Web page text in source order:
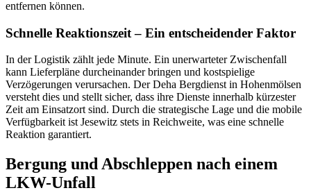
entfernen können.
Schnelle Reaktionszeit – Ein entscheidender Faktor
In der Logistik zählt jede Minute. Ein unerwarteter Zwischenfall
kann Lieferpläne durcheinander bringen und kostspielige
Verzögerungen verursachen. Der Deha Bergdienst in Hohenmölsen
versteht dies und stellt sicher, dass ihre Dienste innerhalb kürzester
Zeit am Einsatzort sind. Durch die strategische Lage und die mobile
Verfügbarkeit ist Jesewitz stets in Reichweite, was eine schnelle
Reaktion garantiert.
Bergung und Abschleppen nach einem
LKW-Unfall